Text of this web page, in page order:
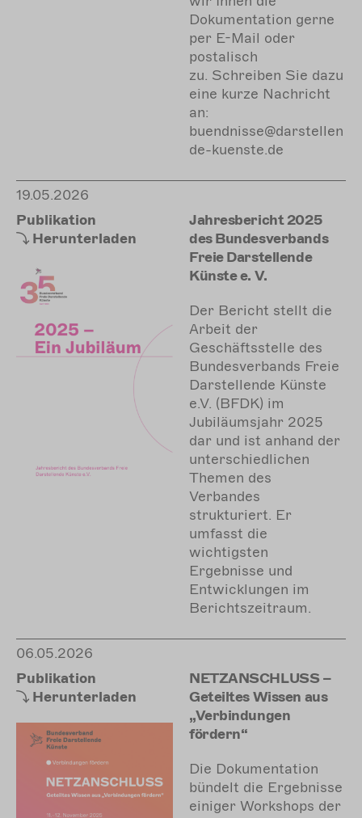
Dokumentation gerne
per E-Mail oder
postalisch
zu. Schreiben Sie dazu
eine kurze Nachricht
an:
buendnisse@darstellen
de-kuenste.de
19.05.2026
Publikation
Herunterladen
Jahresbericht 2025
des Bundesverbands
Freie Darstellende
Künste e. V.
Der Bericht stellt die
Arbeit der
Geschäftsstelle des
Bundesverbands Freie
Darstellende Künste
e.V. (BFDK) im
Jubiläumsjahr 2025
dar und ist anhand der
unterschiedlichen
Themen des
Verbandes
strukturiert. Er
umfasst die
wichtigsten
Ergebnisse und
Entwicklungen im
Berichtszeitraum.
06.05.2026
Publikation
Herunterladen
NETZANSCHLUSS –
Geteiltes Wissen aus
„Verbindungen
fördern“
Die Dokumentation
bündelt die Ergebnisse
einiger Workshops der